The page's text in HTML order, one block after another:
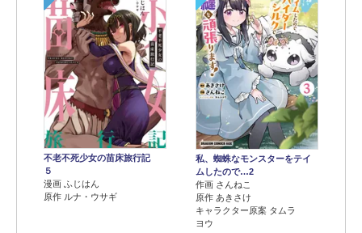
不老不死少女の苗床旅行記
５
漫画 ふじはん
原作 ルナ・ウサギ
私、蜘蛛なモンスターをテイ
ムしたので…2
作画 さんねこ
原作 あきさけ
キャラクター原案 タムラ
ヨウ